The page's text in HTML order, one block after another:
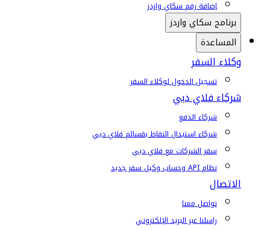
إضافة رقم سكاي واردز
برنامج سكاي واردز
المساعدة
وكلاء السفر
تسجيل الدخول لوكلاء السفر
شركاء فلاي دبي
شركاء الدفع
شركاء استبدال النقاط بقسائم فلاي دبي
سفر الشركات مع فلاي دبي
نظام API وحساب وكيل سفر جديد
الاتصال
تواصل معنا
راسلنا عبر البريد الإلكتروني